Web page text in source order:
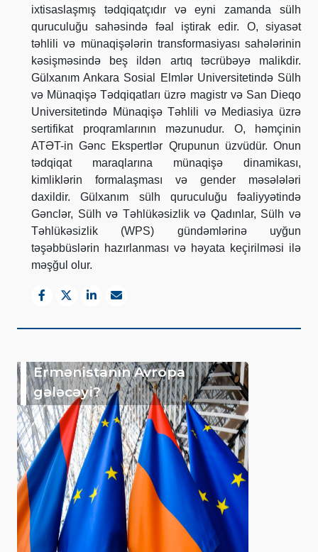
ixtisaslaşmış tədqiqatçıdır və eyni zamanda sülh
quruculuğu sahəsində fəal iştirak edir. O, siyasət
təhlili və münaqişələrin transformasiyası sahələrinin
kəsişməsində beş ildən artıq təcrübəyə malikdir.
Gülxanım Ankara Sosial Elmlər Universitetində Sülh
və Münaqişə Tədqiqatları üzrə magistr və San Dieqo
Universitetində Münaqişə Təhlili və Mediasiya üzrə
sertifikat proqramlarının məzunudur. O, həmçinin
ATƏT-in Gənc Ekspertlər Qrupunun üzvüdür. Onun
tədqiqat maraqlarına münaqişə dinamikası,
kimliklərin formalaşması və gender məsələləri
daxildir. Gülxanım sülh quruculuğu fəaliyyətində
Gənclər, Sülh və Təhlükəsizlik və Qadınlar, Sülh və
Təhlükəsizlik (WPS) gündəmlərinə uyğun
təşəbbüslərin hazırlanması və həyata keçirilməsi ilə
məşğul olur.
Ermənistanın Avropa
gələcəyi?